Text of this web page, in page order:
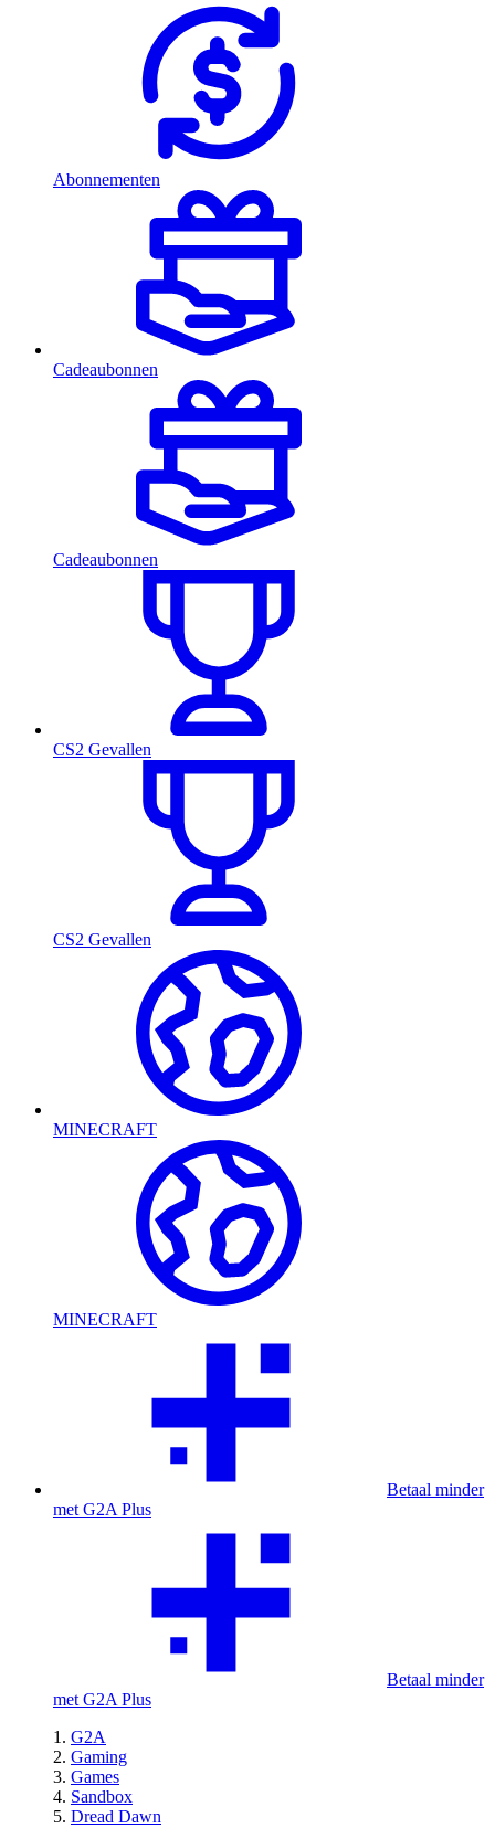
Abonnementen
Cadeaubonnen
Cadeaubonnen
CS2 Gevallen
CS2 Gevallen
MINECRAFT
MINECRAFT
Betaal minder
met G2A Plus
Betaal minder
met G2A Plus
G2A
Gaming
Games
Sandbox
Dread Dawn